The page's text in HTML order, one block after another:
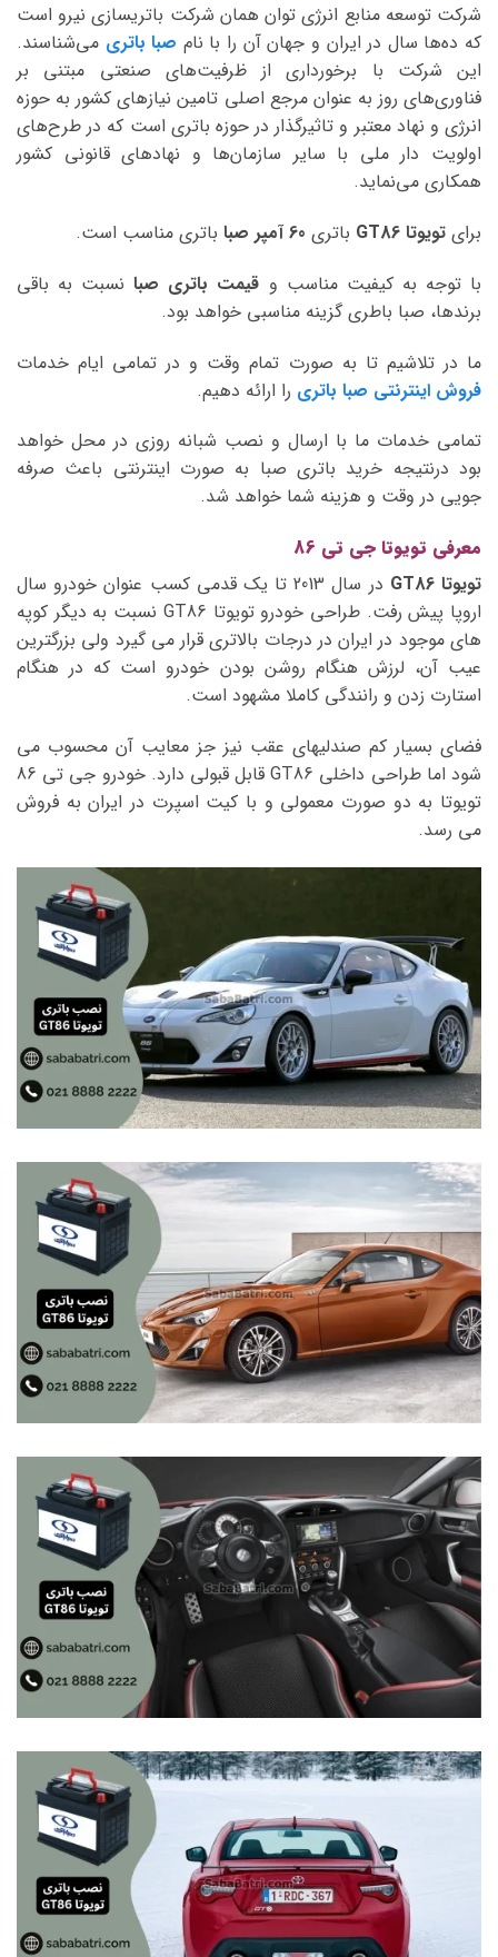
شرکت توسعه منابع انرژی توان همان شرکت باتریسازی نیرو است
که ده‌ها سال در ایران و جهان آن را با نام صبا باتری می‌شناسند.
این شرکت با برخورداری از ظرفیت‌های صنعتی مبتنی بر
فناوری‌های روز به عنوان مرجع اصلی تامین نیازهای کشور به حوزه
انرژی و نهاد معتبر و تاثیرگذار در حوزه باتری است که در طرح‌های
اولویت دار ملی با سایر سازمان‌ها و نهادهای قانونی کشور
همکاری می‌نماید.
برای تویوتا GT86 باتری
باتری مناسب است.
با توجه به کیفیت مناسب و قیمت باتری صبانسبت به باقی
برندها، صبا باطری گزینه مناسبی خواهد بود.
ما در تلاشیم تا به صورت تمام وقت و در تمامی ایام خدمات
فروش اینترنتی صبا باتری را ارائه دهیم.
تمامی خدمات ما با ارسال و نصب شبانه روزی در محل خواهد
بود درنتیجه خرید باتری صبا به صورت اینترنتی باعث صرفه
جویی در وقت و هزینه شما خواهد شد.
معرفی تویوتا جی تی 86
تویوتا GT86
در سال 2013 تا یک قدمی کسب عنوان خودرو سال
اروپا پیش رفت. طراحی خودرو تویوتا GT86 نسبت به دیگر کوپه
‏های موجود در ایران در درجات بالاتری قرار می‏ گیرد ولی بزرگترین
عیب آن، لرزش هنگام روشن بودن خودرو است که در هنگام
استارت زدن و رانندگی کاملا مشهود است.
فضای بسیار کم صندلی‏های عقب نیز جز معایب آن محسوب می‏
شود اما طراحی داخلی GT86 قابل قبولی دارد. خودرو جی تی 86
تویوتا به دو صورت معمولی و با کیت اسپرت در ایران به فروش
می ‏رسد.